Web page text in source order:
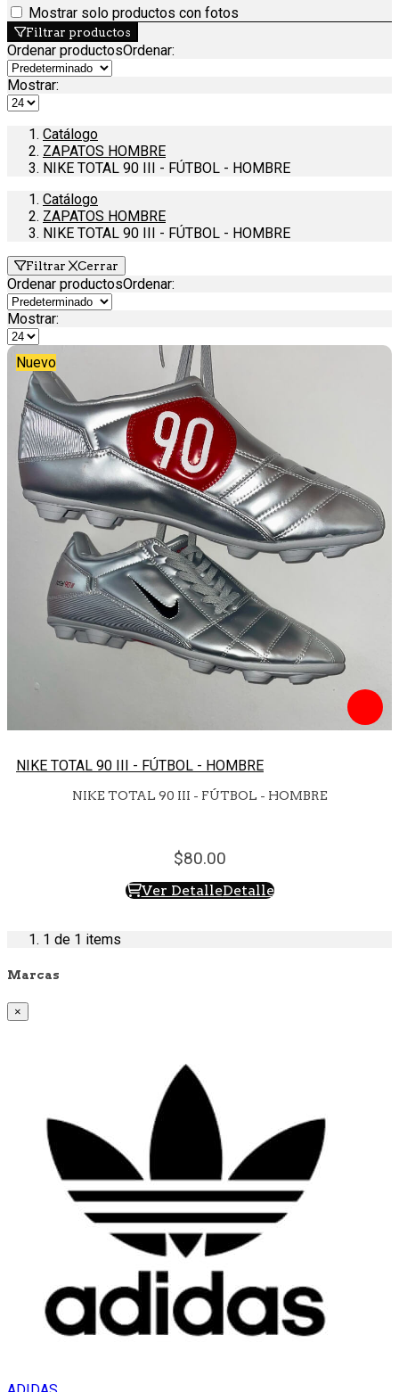
Mostrar solo productos con fotos
Filtrar productos
Ordenar productosOrdenar:
Mostrar:
Catálogo
ZAPATOS HOMBRE
NIKE TOTAL 90 III - FÚTBOL - HOMBRE
Catálogo
ZAPATOS HOMBRE
NIKE TOTAL 90 III - FÚTBOL - HOMBRE
Filtrar Cerrar
Ordenar productosOrdenar:
Mostrar:
Nuevo
NIKE TOTAL 90 III - FÚTBOL - HOMBRE
NIKE TOTAL 90 III - FÚTBOL - HOMBRE
80.00
Ver DetalleDetalle
1 de 1 items
Marcas
×